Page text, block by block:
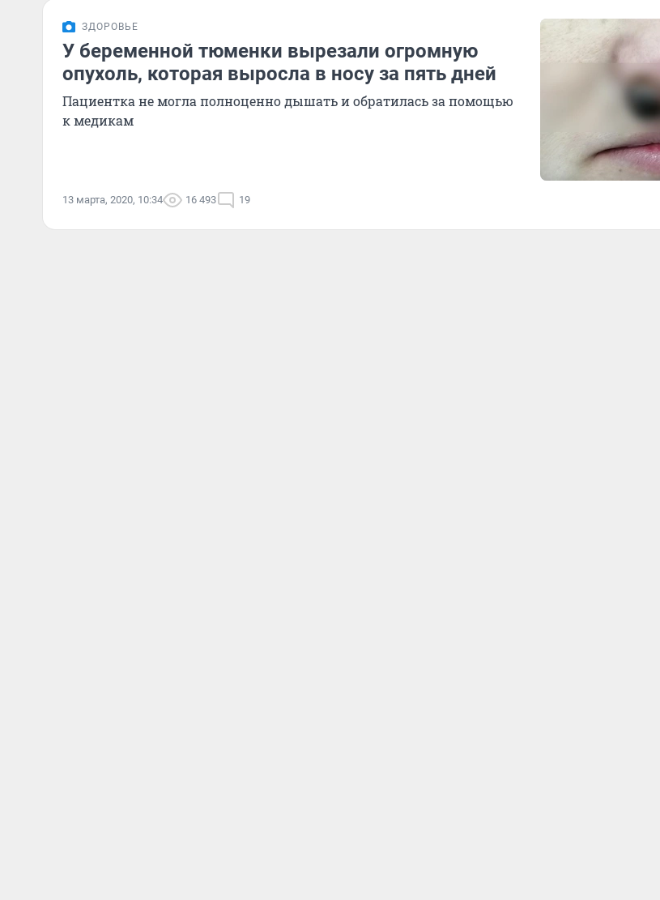
ЗДОРОВЬЕ
У беременной тюменки вырезали огромную
опухоль, которая выросла в носу за пять дней
Пациентка не могла полноценно дышать и обратилась за помощью
к медикам
13 марта, 2020, 10:34 16 493 19